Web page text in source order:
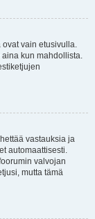
vain etusivulla.
kun mahdollista.
vastauksia ja
automaattisesti.
valvojan
mutta tämä